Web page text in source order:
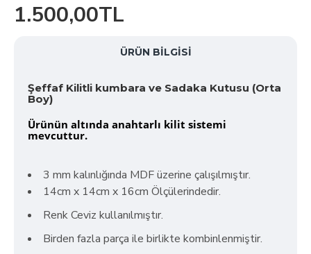
1.500,00TL
ÜRÜN BILGISI
Şeffaf Kilitli kumbara ve Sadaka Kutusu (Orta
Boy)
Ürünün altında anahtarlı kilit sistemi
mevcuttur.
3 mm kalınlığında MDF üzerine çalışılmıştır.
14cm x 14cm x 16cm Ölçülerindedir.
Renk Ceviz kullanılmıştır.
Birden fazla parça ile birlikte kombinlenmiştir.